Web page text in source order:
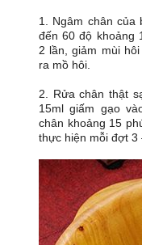
1. Ngâm chân của
đến 60 độ khoảng
2 lần, giảm mùi
ra mồ hôi.
2. Rửa chân thật
15ml giấm gạo
chân khoảng 15
thực hiện mỗi đợt 3